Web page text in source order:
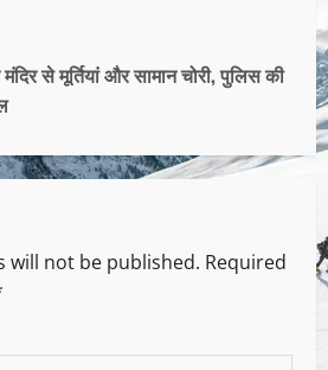
से मूर्तियां और सामान चोरी, पुलिस की
will not be published. Required